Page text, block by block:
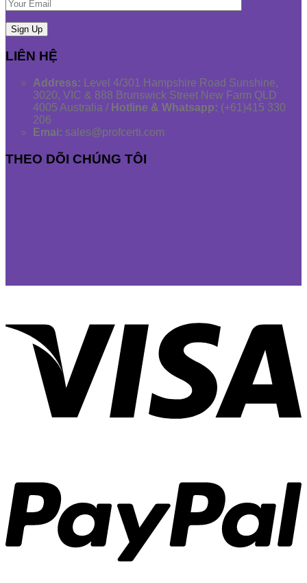
LIÊN HỆ
Address: Level 4/301 Hampshire Road Sunshine,
3020, VIC & 888 Brunswick Street New Farm QLD
4005 Australia / Hotline & Whatsapp: (+61)415 330
206
Emai: sales@profcerti.com
THEO DÕI CHÚNG TÔI